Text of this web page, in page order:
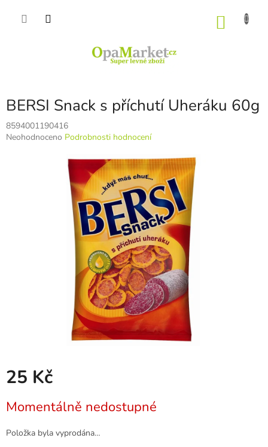
BERSI Snack s příchutí Uheráku 60g
8594001190416
Průměrné
Neohodnoceno Podrobnosti hodnocení
25 Kč
cena:
Momentálně nedostupné
Položka byla vyprodána…